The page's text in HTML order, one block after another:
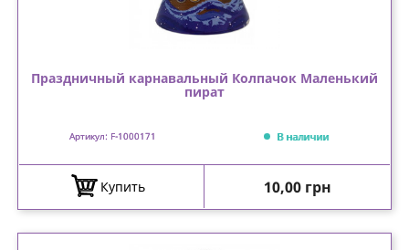
Праздничный карнавальный Колпачок Маленький
пират
Артикул: F-1000171 В наличии
Купить Цена
10,00 грн